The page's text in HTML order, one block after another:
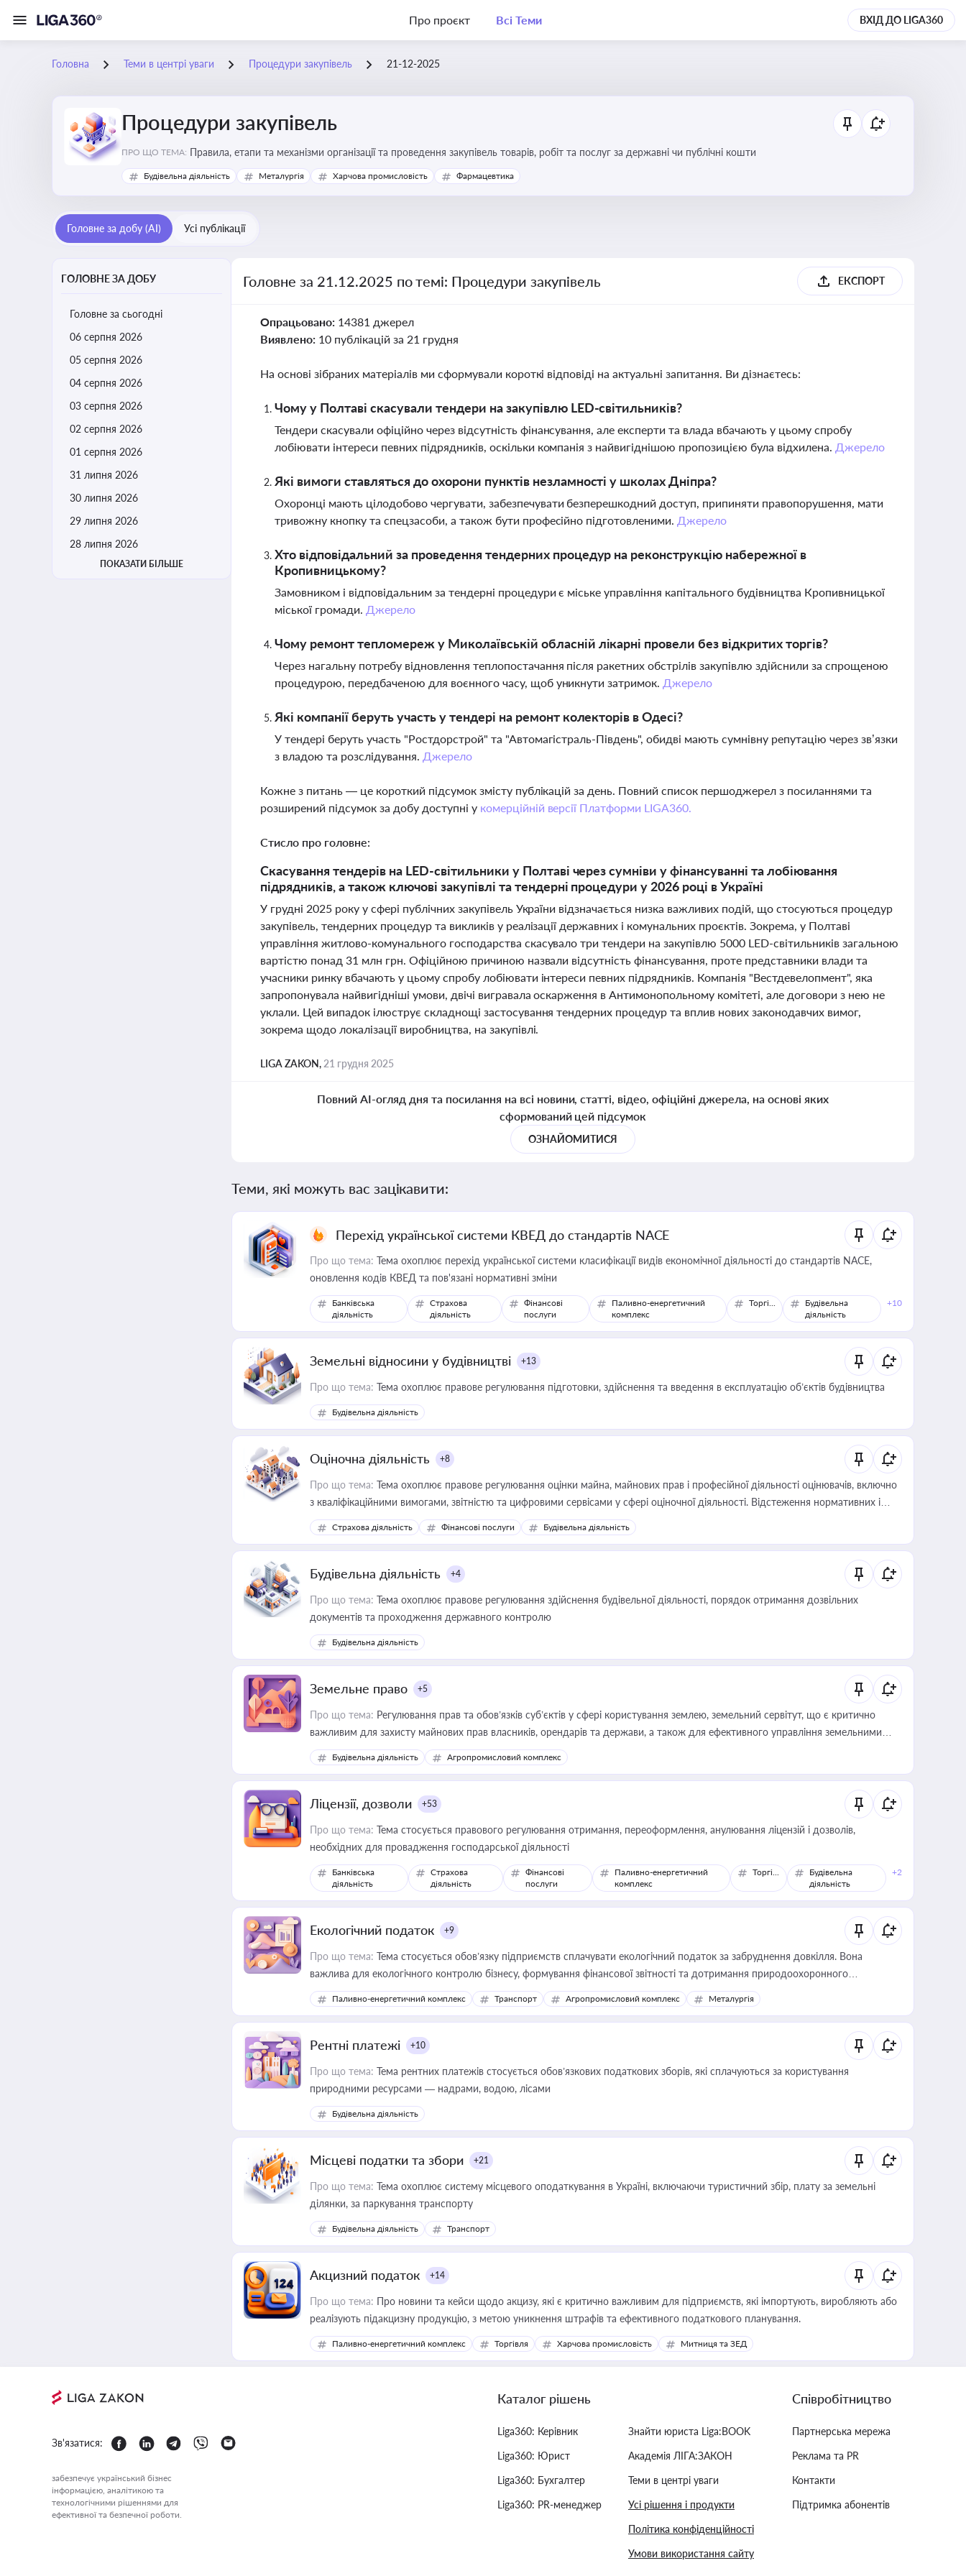
Про проєкт Всі Теми ВХІД ДО LIGA360
Головна Теми в центрі уваги Процедури закупівель 21-12-2025
Процедури закупівель
ПРО ЩО ТЕМА: Правила, етапи та механізми організації та проведення закупівель товарів, робіт та послуг за державні чи публічні кошти
Будівельна діяльність Металургія Харчова промисловість Фармацевтика
Головне за добу (AI) Усі публікації
ГОЛОВНЕ ЗА ДОБУ
Головне за сьогодні
06 серпня 2026
05 серпня 2026
04 серпня 2026
03 серпня 2026
02 серпня 2026
01 серпня 2026
31 липня 2026
30 липня 2026
29 липня 2026
28 липня 2026
ПОКАЗАТИ БІЛЬШЕ
Головне за 21.12.2025 по темі: Процедури закупівель ЕКСПОРТ
Опрацьовано: 14381 джерел
Виявлено: 10 публікацій за 21 грудня
На основі зібраних матеріалів ми сформували короткі відповіді на актуальні запитання. Ви дізнаєтесь:
Чому у Полтаві скасували тендери на закупівлю LED-світильників?
Тендери скасували офіційно через відсутність фінансування, але експерти та влада вбачають у цьому спробу
лобіювати інтереси певних підрядників, оскільки компанія з найвигіднішою пропозицією була відхилена. Джерело
Які вимоги ставляться до охорони пунктів незламності у школах Дніпра?
Охоронці мають цілодобово чергувати, забезпечувати безперешкодний доступ, припиняти правопорушення, мати
тривожну кнопку та спецзасоби, а також бути професійно підготовленими. Джерело
Хто відповідальний за проведення тендерних процедур на реконструкцію набережної в
Кропивницькому?
Замовником і відповідальним за тендерні процедури є міське управління капітального будівництва Кропивницької
міської громади. Джерело
Чому ремонт тепломереж у Миколаївській обласній лікарні провели без відкритих торгів?
Через нагальну потребу відновлення теплопостачання після ракетних обстрілів закупівлю здійснили за спрощеною
процедурою, передбаченою для воєнного часу, щоб уникнути затримок. Джерело
Які компанії беруть участь у тендері на ремонт колекторів в Одесі?
У тендері беруть участь "Ростдорстрой" та "Автомагістраль-Південь", обидві мають сумнівну репутацію через зв’язки
з владою та розслідування. Джерело
Кожне з питань — це короткий підсумок змісту публікацій за день. Повний список першоджерел з посиланнями та
розширений підсумок за добу доступні у комерційній версії Платформи LIGA360.
Стисло про головне:
Скасування тендерів на LED-світильники у Полтаві через сумніви у фінансуванні та лобіювання
підрядників, а також ключові закупівлі та тендерні процедури у 2026 році в Україні
У грудні 2025 року у сфері публічних закупівель України відзначається низка важливих подій, що стосуються процедур
закупівель, тендерних процедур та викликів у реалізації державних і комунальних проєктів. Зокрема, у Полтаві
управління житлово-комунального господарства скасувало три тендери на закупівлю 5000 LED-світильників загальною
вартістю понад 31 млн грн. Офіційною причиною назвали відсутність фінансування, проте представники влади та
учасники ринку вбачають у цьому спробу лобіювати інтереси певних підрядників. Компанія "Вестдевелопмент", яка
запропонувала найвигідніші умови, двічі вигравала оскарження в Антимонопольному комітеті, але договори з нею не
уклали. Цей випадок ілюструє складнощі застосування тендерних процедур та вплив нових законодавчих вимог,
зокрема щодо локалізації виробництва, на закупівлі.
LIGA ZAKON, 21 грудня 2025
Повний AI-огляд дня та посилання на всі новини, статті, відео, офіційні джерела, на основі яких
сформований цей підсумок
ОЗНАЙОМИТИСЯ
Теми, які можуть вас зацікавити:
Перехід української системи КВЕД до стандартів NACE
Про що тема: Тема охоплює перехід української системи класифікації видів економічної діяльності до стандартів NACE,
оновлення кодів КВЕД та пов'язані нормативні зміни
Банківська
діяльність
Страхова
діяльність
Фінансові
послуги
Паливно-енергетичний
комплекс
Торгівля
Будівельна
діяльність
+10
Земельні відносини у будівництві +13
Про що тема: Тема охоплює правове регулювання підготовки, здійснення та введення в експлуатацію об’єктів будівництва
Будівельна діяльність
Оціночна діяльність +8
Про що тема: Тема охоплює правове регулювання оцінки майна, майнових прав і професійної діяльності оцінювачів, включно
з кваліфікаційними вимогами, звітністю та цифровими сервісами у сфері оціночної діяльності. Відстеження нормативних і
медійних змін у цій сфері корисне для власника бізнесу, керівника, юриста або бухгалтера під час оподаткування,
приватизації, оренди державного майна, корпоративних угод і перевірки статусу суб'єктів оціночної діяльності
Страхова діяльність Фінансові послуги Будівельна діяльність
Будівельна діяльність +4
Про що тема: Тема охоплює правове регулювання здійснення будівельної діяльності, порядок отримання дозвільних
документів та проходження державного контролю
Будівельна діяльність
Земельне право +5
Про що тема: Регулювання прав та обов’язків суб’єктів у сфері користування землею, земельний сервітут, що є критично
важливим для захисту майнових прав власників, орендарів та держави, а також для ефективного управління земельними
ресурсами
Будівельна діяльність Агропромисловий комплекс
Ліцензії, дозволи +53
Про що тема: Тема стосується правового регулювання отримання, переоформлення, анулювання ліцензій і дозволів,
необхідних для провадження господарської діяльності
Банківська
діяльність
Страхова
діяльність
Фінансові
послуги
Паливно-енергетичний
комплекс
Торгівля
Будівельна
діяльність
+2
Екологічний податок +9
Про що тема: Тема стосується обов’язку підприємств сплачувати екологічний податок за забруднення довкілля. Вона
важлива для екологічного контролю бізнесу, формування фінансової звітності та дотримання природоохоронного
законодавства
Паливно-енергетичний комплекс Транспорт Агропромисловий комплекс Металургія
Рентні платежі +10
Про що тема: Тема рентних платежів стосується обов’язкових податкових зборів, які сплачуються за користування
природними ресурсами — надрами, водою, лісами
Будівельна діяльність
Місцеві податки та збори +21
Про що тема: Тема охоплює систему місцевого оподаткування в Україні, включаючи туристичний збір, плату за земельні
ділянки, за паркування транспорту
Будівельна діяльність Транспорт
Акцизний податок +14
Про що тема: Про новини та кейси щодо акцизу, які є критично важливим для підприємств, які імпортують, виробляють або
реалізують підакцизну продукцію, з метою уникнення штрафів та ефективного податкового планування.
Паливно-енергетичний комплекс Торгівля Харчова промисловість Митниця та ЗЕД
Зв'язатися:
забезпечує український бізнес
інформацією, аналітикою та
технологічними рішеннями для
ефективної та безпечної роботи.
Каталог рішень
Liga360: Керівник
Liga360: Юрист
Liga360: Бухгалтер
Liga360: PR-менеджер
Знайти юриста Liga:BOOK
Академія ЛІГА:ЗАКОН
Теми в центрі уваги
Усі рішення і продукти
Політика конфіденційності
Умови використання сайту
Співробітництво
Партнерська мережа
Реклама та PR
Контакти
Підтримка абонентів